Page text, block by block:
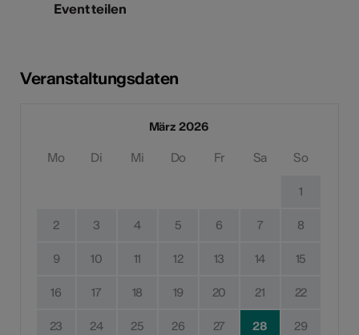
Event teilen
Veranstaltungsdaten
März 2026
Mo Di Mi Do Fr Sa So
1
2 3 4 5 6 7 8
9 10 11 12 13 14 15
16 17 18 19 20 21 22
23 24 25 26 27 28 29